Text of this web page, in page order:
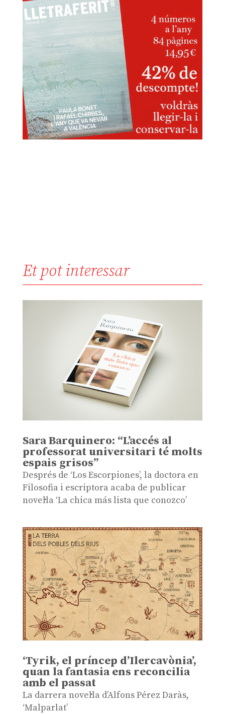
Et pot interessar
Sara Barquinero: “L’accés al
professorat universitari té molts
espais grisos”
Després de ‘Los Escorpiones’, la doctora en
Filosofia i escriptora acaba de publicar
novel·la ‘La chica más lista que conozco’
‘Tyrik, el príncep d’Ilercavònia’,
quan la fantasia ens reconcilia
amb el passat
La darrera novel·la d’Alfons Pérez Daràs,
‘Malparlat’